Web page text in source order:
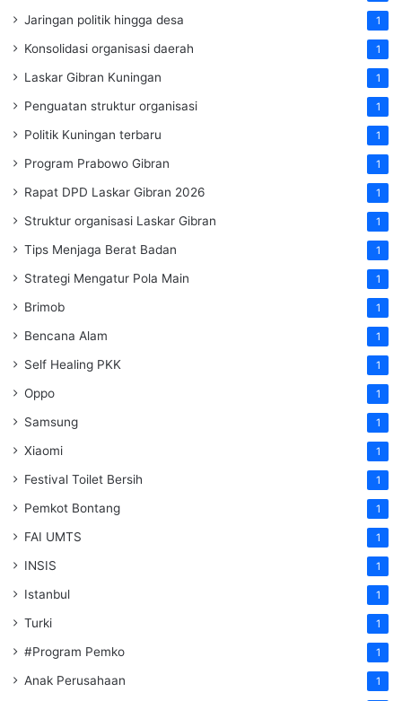
Jaringan politik hingga desa 1
Konsolidasi organisasi daerah 1
Laskar Gibran Kuningan 1
Penguatan struktur organisasi 1
Politik Kuningan terbaru 1
Program Prabowo Gibran 1
Rapat DPD Laskar Gibran 2026 1
Struktur organisasi Laskar Gibran 1
Tips Menjaga Berat Badan 1
Strategi Mengatur Pola Main 1
Brimob 1
Bencana Alam 1
Self Healing PKK 1
Oppo 1
Samsung 1
Xiaomi 1
Festival Toilet Bersih 1
Pemkot Bontang 1
FAI UMTS 1
INSIS 1
Istanbul 1
Turki 1
#Program Pemko 1
Anak Perusahaan 1